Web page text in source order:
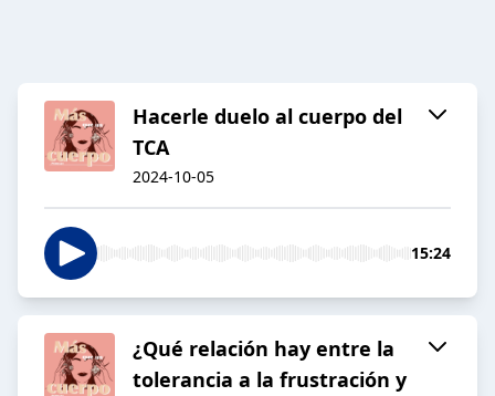
Hacerle duelo al cuerpo del
TCA
2024-10-05
15:24
¿Qué relación hay entre la
tolerancia a la frustración y